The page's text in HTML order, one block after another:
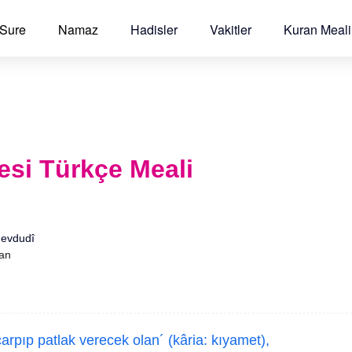
Namaz Hadisler Vakitler Kuran Meali
Türkçe Meali
patlak verecek olan´ (kâria: kıyamet),